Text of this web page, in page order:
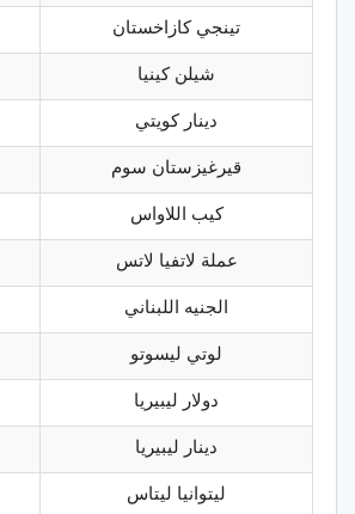
تينجي كازاخستان
شيلن كينيا
دينار كويتي
قيرغيزستان سوم
كيب اللاواس
عملة لاتفيا لاتس
الجنيه اللبناني
لوتي ليسوتو
دولار ليبيريا
دينار ليبيريا
ليتوانيا ليتاس